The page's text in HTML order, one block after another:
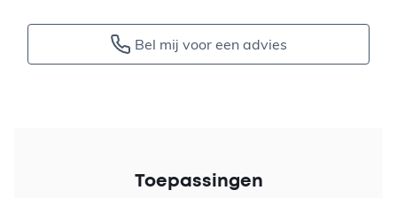
Bel mij voor een advies
Toepassingen